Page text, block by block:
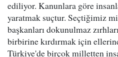
ediliyor. Kanunlara göre
yaratmak suçtur. Seçtiğimiz
başkanları dokunulmaz
birbirine kırdırmak için
Türkiye'de birçok milletten